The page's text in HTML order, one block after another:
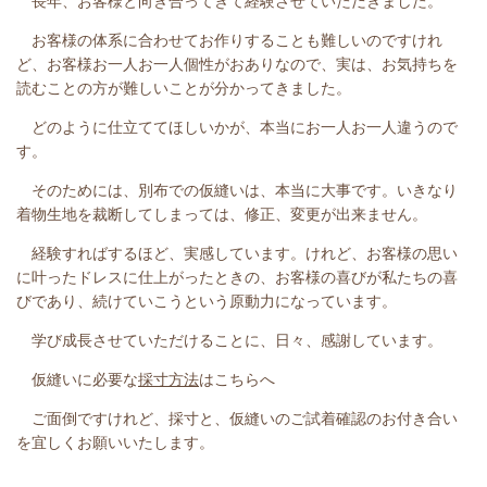
お客様の体系に合わせてお作りすることも難しいのですけれ
ど、お客様お一人お一人個性がおありなので、実は、お気持ちを
読むことの方が難しいことが分かってきました。
どのように仕立ててほしいかが、本当にお一人お一人違うので
す。
そのためには、別布での仮縫いは、本当に大事です。いきなり
着物生地を裁断してしまっては、修正、変更が出来ません。
経験すればするほど、実感しています。けれど、お客様の思い
に叶ったドレスに仕上がったときの、お客様の喜びが私たちの喜
びであり、続けていこうという原動力になっています。
学び成長させていただけることに、日々、感謝しています。
仮縫いに必要な採寸方法はこちらへ
ご面倒ですけれど、採寸と、仮縫いのご試着確認のお付き合い
を宜しくお願いいたします。